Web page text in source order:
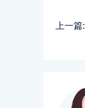
上一篇: